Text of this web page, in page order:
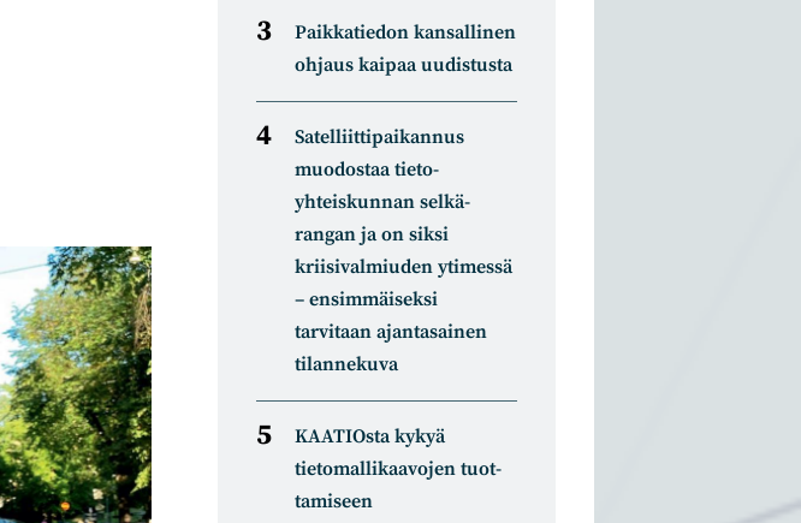
Paikkatiedon kansallinen
ohjaus kaipaa uudistusta
Satelliitti­paikannus
muodostaa tieto­
yhteiskunnan selkä­
rangan ja on siksi
kriisivalmiuden ytimessä
– ensimmäiseksi
tarvitaan ajantasainen
tilannekuva
KAATIOsta kykyä
tietomal­likaa­vojen tuot­
tamiseen